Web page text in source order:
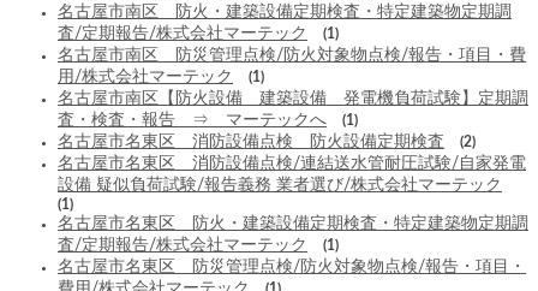
名古屋市南区 防火・建築設備定期検査・特定建築物定期調
査/定期報告/株式会社マーテック
(1)
名古屋市南区 防災管理点検/防火対象物点検/報告・項目・費
用/株式会社マーテック
(1)
名古屋市南区【防火設備 建築設備 発電機負荷試験】定期調
査・検査・報告 ⇒ マーテックへ
(1)
名古屋市名東区 消防設備点検 防火設備定期検査 (2)
名古屋市名東区 消防設備点検/連結送水管耐圧試験/自家発電
設備 疑似負荷試験/報告義務 業者選び/株式会社マーテック
(1)
名古屋市名東区 防火・建築設備定期検査・特定建築物定期調
査/定期報告/株式会社マーテック
(1)
名古屋市名東区 防災管理点検/防火対象物点検/報告・項目・